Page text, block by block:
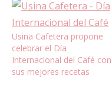
Usina Cafetera propone
celebrar el Día
Internacional del Café con
sus mejores recetas